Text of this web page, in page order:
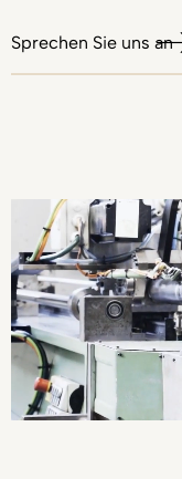
Sprechen Sie uns an